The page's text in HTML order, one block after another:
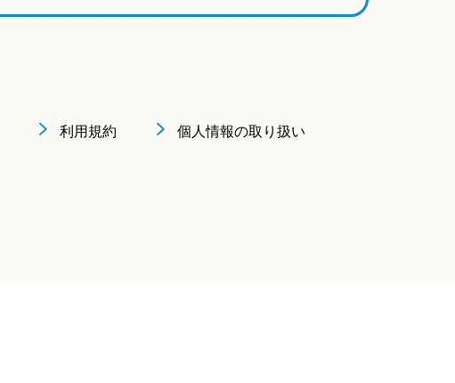
利用規約 個人情報の取り扱い